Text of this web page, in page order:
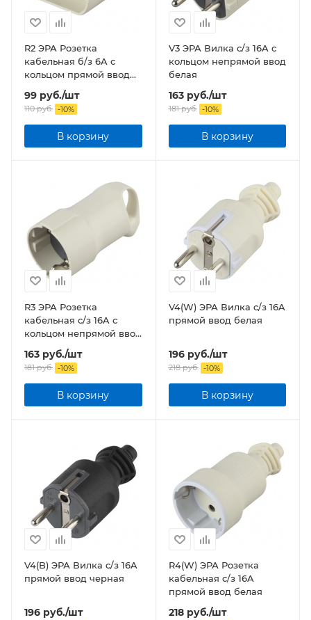
R2 ЭРА Розетка
кабельная б/з 6A с
кольцом прямой ввод
99 руб./шт
110руб. -10%
В корзину
V3 ЭРА Вилка c/з 16A с
кольцом непрямой ввод
белая
163руб./шт
181руб. -10%
В корзину
R3 ЭРА Розетка
кабельная c/з 16A с
кольцом непрямой ввод
163 руб./шт
181руб. -10%
В корзину
V4(W) ЭРА Вилка c/з 16A
прямой ввод белая
196руб./шт
218руб. -10%
В корзину
V4(B) ЭРА Вилка c/з 16A
прямой ввод черная
196 руб./шт
R4(W) ЭРА Розетка
кабельная c/з 16A
прямой ввод белая
218руб./шт